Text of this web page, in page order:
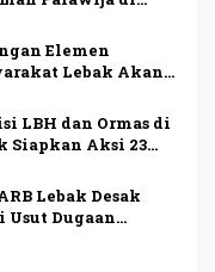
Puluhan Juta
Elemen
Lebak Akan
Bawa
LBH dan Ormas di
Siapkan Aksi 23
Lebak Desak
Usut Dugaan